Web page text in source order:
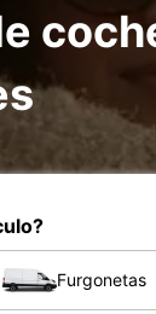
Furgonetas